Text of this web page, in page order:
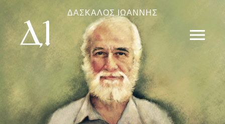
menu
ΔΑΣΚΑΛΟΣ ΙΩΑΝΝΗΣ